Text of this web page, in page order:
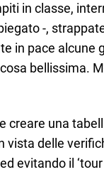
in classe,
-,
in pace alcune
bellissima.
creare una
vista delle
evitando il